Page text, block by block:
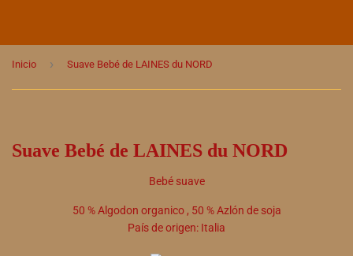
Inicio › Suave Bebé de LAINES du NORD
Suave Bebé de LAINES du NORD
Bebé suave
50 % Algodon organico, 50 % Azlón de soja
País de origen: Italia